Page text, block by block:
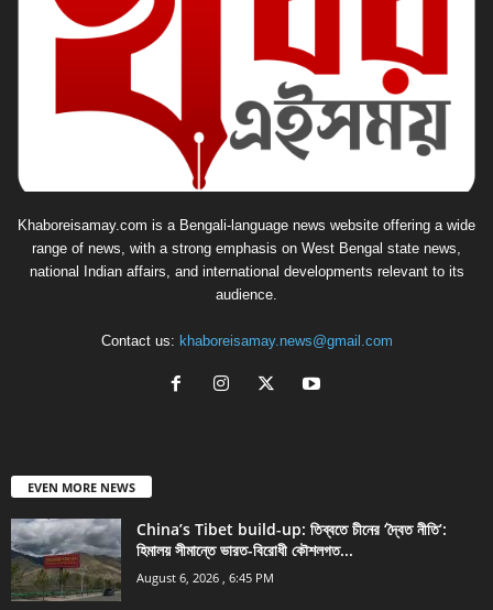
Khaboreisamay.com is a Bengali-language news website offering a wide
range of news, with a strong emphasis on West Bengal state news,
national Indian affairs, and international developments relevant to its
audience.
Contact us: khaboreisamay.news@gmail.com
EVEN MORE NEWS
China’s Tibet build-up: তিব্বতে চীনের ‘দ্বৈত নীতি’:
হিমালয় সীমান্তে ভারত-বিরোধী কৌশলগত...
August 6, 2026 , 6:45 PM